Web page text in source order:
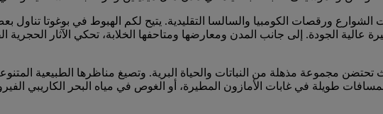
الشوارع ورقصات الكومبيا والسالسا التقليدية. يتيح لكم الهبوط في بوغوتا تناول
عالية الجودة. إلى جانب المدن ومعارضها ومتاحفها الخلابة، تحكي الآثار الحجرية
تحتضن مجموعة مذهلة من النباتات والحياة البرية. وتصيغ مناظرها الطبيعية
لمسافات طويلة في غابات الأمازون المطيرة، أو الغوص في مياه البحر الكاريبي